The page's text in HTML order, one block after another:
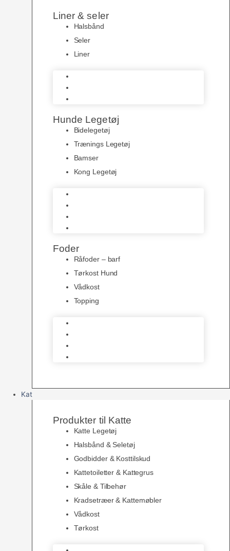
Liner & seler
Halsbånd
Seler
Liner
Hunde Legetøj
Bidelegetøj
Trænings Legetøj
Bamser
Kong Legetøj
Foder
Råfoder – barf
Tørkost Hund
Vådkost
Topping
Kat
Produkter til Katte
Katte Legetøj
Halsbånd & Seletøj
Godbidder & Kosttilskud
Kattetoiletter & Kattegrus
Skåle & Tilbehør
Kradsetræer & Kattemøbler
Vådkost
Tørkost